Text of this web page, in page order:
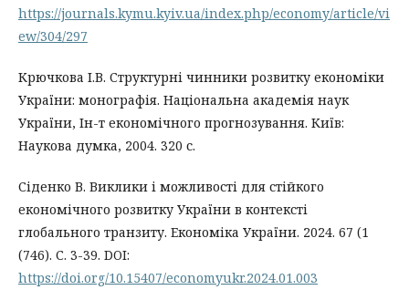
https://journals.kymu.kyiv.ua/index.php/economy/article/vi
ew/304/297
Крючкова І.В. Структурні чинники розвитку економіки
України: монографія. Національна академія наук
України, Ін-т економічного прогнозування. Київ:
Наукова думка, 2004. 320 с.
Сіденко В. Виклики і можливості для стійкого
економічного розвитку України в контексті
глобального транзиту. Економіка України. 2024. 67 (1
(746). С. 3-39. DOI:
https://doi.org/10.15407/economyukr.2024.01.003